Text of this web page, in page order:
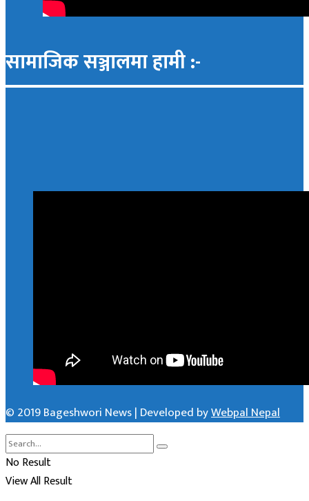
सामाजिक सञ्जालमा हामी :-
© 2019 Bageshwori News | Developed byWebpal Nepal
No Result
View All Result